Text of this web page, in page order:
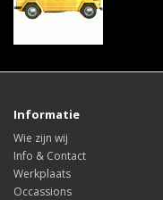
Informatie
Wie zijn wij
Info & Contact
Werkplaats
Occassions